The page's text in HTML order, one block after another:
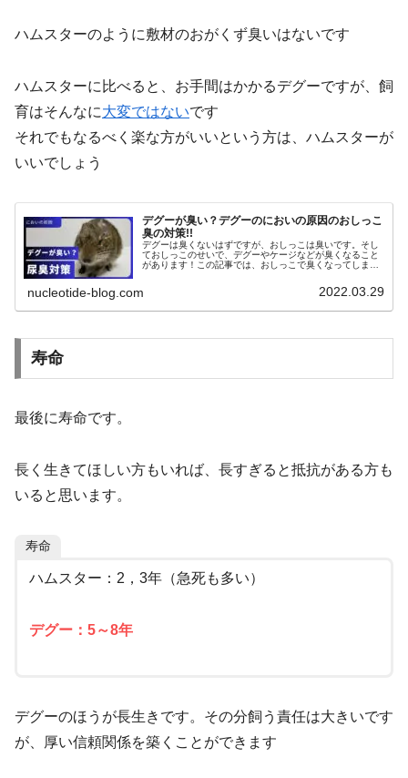
ハムスターのように敷材のおがくず臭いはないです
ハムスターに比べると、お手間はかかるデグーですが、飼
育はそんなに大変ではないです
それでもなるべく楽な方がいいという方は、ハムスターが
いいでしょう
デグーが臭い？デグーのにおいの原因のおしっこ
臭の対策!!
デグーは臭くないはずですが、おしっこは臭いです。そし
ておしっこのせいで、デグーやケージなどが臭くなること
があります！この記事では、おしっこで臭くなってしまっ
ージもデグーのにおいも対策でき快適な生活が待ってま
す！
nucleotide-blog.com 2022.03.29
寿命
最後に寿命です。
長く生きてほしい方もいれば、長すぎると抵抗がある方も
いると思います。
寿命
ハムスター：2，3年（急死も多い）
デグー：5～8年
デグーのほうが長生きです。その分飼う責任は大きいです
が、厚い信頼関係を築くことができます